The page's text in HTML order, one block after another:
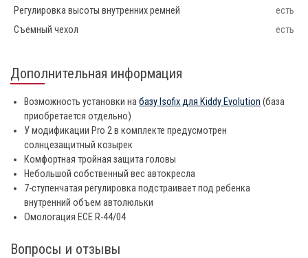
Регулировка высоты внутренних ремней
есть
Съемный чехол
есть
Дополнительная информация
Возможность установки набазу Isofix для Kiddy Evolution (база
приобретается отдельно)
У модификации Pro 2 в комплекте предусмотрен
солнцезащитный козырек
Комфортная тройная защита головы
Небольшой собственный вес автокресла
7-ступенчатая регулировка подстраивает под ребенка
внутренний объем автолюльки
Омологация ECE R-44/04
Вопросы и отзывы